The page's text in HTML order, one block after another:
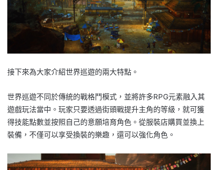
接下來為大家介紹世界巡遊的兩大特點。
世界巡遊不同於傳統的戰格鬥模式，並將許多RPG元素融入其
遊戲玩法當中。玩家只要透過街頭戰提升主角的等級，就可獲
得技能點數並按照自己的意願培育角色。從服裝店購買並換上
裝備，不僅可以享受換裝的樂趣，還可以強化角色。